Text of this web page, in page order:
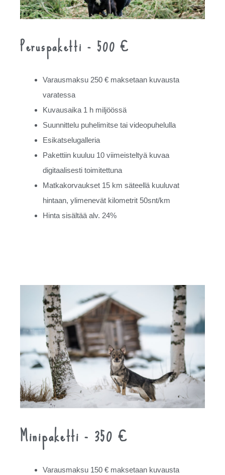
Peruspaketti - 500 €
Varausmaksu 250 € maksetaan kuvausta
varatessa
Kuvausaika 1 h miljöössä
Suunnittelu puhelimitse tai videopuhelulla
Esikatselugalleria
Pakettiin kuuluu 10 viimeisteltyä kuvaa
digitaalisesti toimitettuna
Matkakorvaukset 15 km säteellä kuuluvat
hintaan, ylimenevät kilometrit 50snt/km
Hinta sisältää alv. 24%
Minipaketti - 350 €
Varausmaksu 150 € maksetaan kuvausta